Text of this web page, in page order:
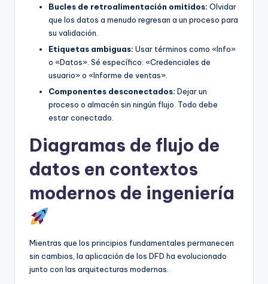
Bucles de retroalimentación omitidos: Olvidar
que los datos a menudo regresan a un proceso para
su validación.
Etiquetas ambiguas: Usar términos como «Info»
o «Datos». Sé específico: «Credenciales de
usuario» o «Informe de ventas».
Componentes desconectados: Dejar un
proceso o almacén sin ningún flujo. Todo debe
estar conectado.
Diagramas de flujo de
datos en contextos
modernos de ingeniería
Mientras que los principios fundamentales permanecen
sin cambios, la aplicación de los DFD ha evolucionado
junto con las arquitecturas modernas.